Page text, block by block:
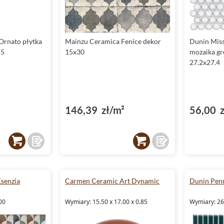
płytka
Mainzu Ceramica Fenice dekor
15x30
146,39 zł/m²
Dunin
mozaika
27.2x27.4
56,00
Carmen Ceramic Art Dynamic
Wymiary: 15.50 x 17.00 x 0.85
Dunin
Wymiary: